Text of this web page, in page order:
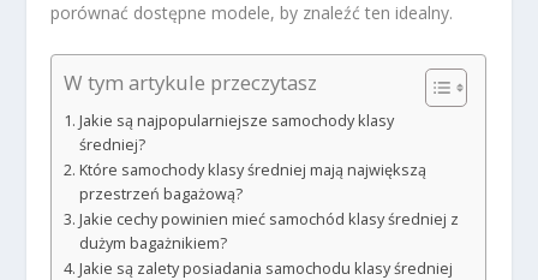
porównać dostępne modele, by znaleźć ten idealny.
W tym artykule przeczytasz
Jakie są najpopularniejsze samochody klasy
średniej?
Które samochody klasy średniej mają największą
przestrzeń bagażową?
Jakie cechy powinien mieć samochód klasy średniej z
dużym bagażnikiem?
Jakie są zalety posiadania samochodu klasy średniej